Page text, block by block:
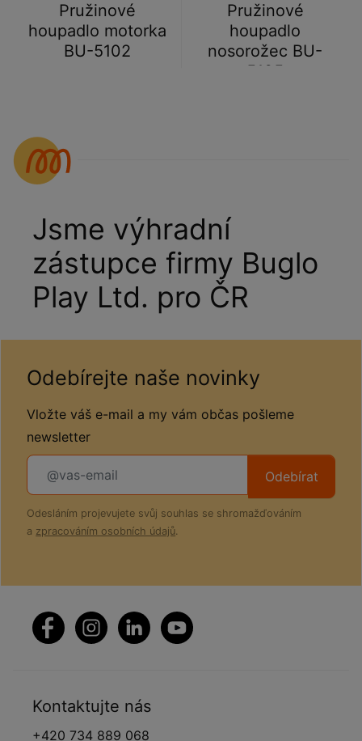
Pružinové
houpadlo motorka
BU-5102
Pružinové
houpadlo
nosorožec BU-
5105
Jsme výhradní
zástupce firmy Buglo
Play Ltd. pro ČR
Odebírejte naše novinky
Vložte váš e-mail a my vám občas pošleme
newsletter
Odebírat
Odesláním projevujete svůj souhlas se shromažďováním
a zpracováním osobních údajů.
Kontaktujte nás
+420 734 889 068